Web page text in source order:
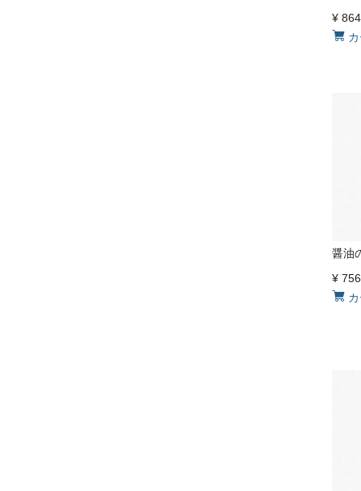
¥ 864
醤油
¥ 756